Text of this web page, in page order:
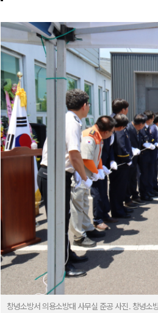
창녕소방서 의용소방대 사무실 준공 사진. 창녕소